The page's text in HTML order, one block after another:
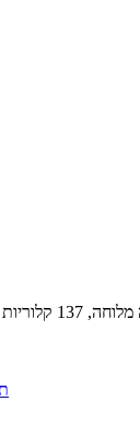
ל-100 גרם